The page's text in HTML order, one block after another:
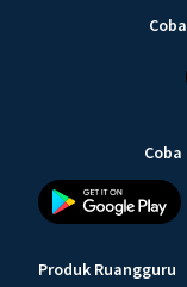
Produk Ruangguru